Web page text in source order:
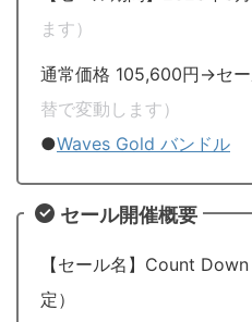
ます）
通常価格 105,600円→セー
替で変動します）
●Waves Gold バンドル
セール開催概要
【セール名】Count
定）